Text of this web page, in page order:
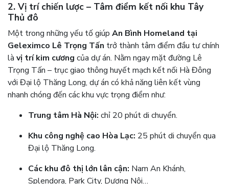
2. Vị trí chiến lược – Tâm điểm kết nối khu Tây
Thủ đô
Một trong những yếu tố giúp An Bình Homeland tại
Geleximco Lê Trọng Tấn trở thành tâm điểm đầu tư chính
là vị trí kim cương của dự án. Nằm ngay mặt đường Lê
Trọng Tấn – trục giao thông huyết mạch kết nối Hà Đông
với Đại lộ Thăng Long, dự án có khả năng liên kết vùng
nhanh chóng đến các khu vực trọng điểm như:
Trung tâm Hà Nội: chỉ 20 phút di chuyển.
Khu công nghệ cao Hòa Lạc: 25 phút di chuyển qua
Đại lộ Thăng Long.
Các khu đô thị lớn lân cận: Nam An Khánh,
Splendora, Park City, Dương Nội…